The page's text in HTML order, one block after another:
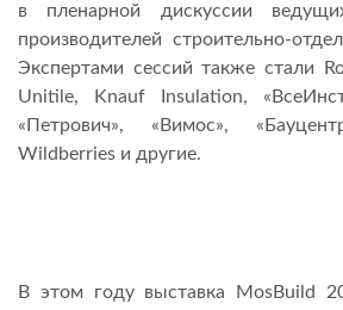
в пленарной дискуссии
производителей строительно-
Экспертами сессий также стали
Unitile, Knauf Insulation,
«Петрович», «Вимос»,
Wildberries и другие.
В этом году выставка MosBuild